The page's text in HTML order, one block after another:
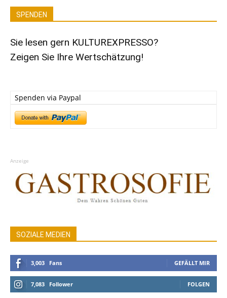
SPENDEN
Sie lesen gern KULTUREXPRESSO?
Zeigen Sie Ihre Wertschätzung!
Spenden via Paypal
Anzeige
SOZIALE MEDIEN
3,003 Fans GEFÄLLT MIR
7,083 Follower FOLGEN